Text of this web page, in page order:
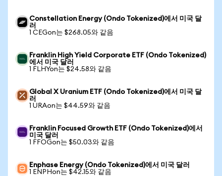
Constellation Energy (Ondo Tokenized)에서 미국 달
러
1 CEGon는 $268.05와 같음
Franklin High Yield Corporate ETF (Ondo Tokenized)
에서 미국 달러
1 FLHYon는 $24.58와 같음
Global X Uranium ETF (Ondo Tokenized)에서 미국 달
러
1 URAon는 $44.59와 같음
Franklin Focused Growth ETF (Ondo Tokenized)에서
미국 달러
1 FFOGon는 $50.03와 같음
Enphase Energy (Ondo Tokenized)에서 미국 달러
1 ENPHon는 $42.15와 같음